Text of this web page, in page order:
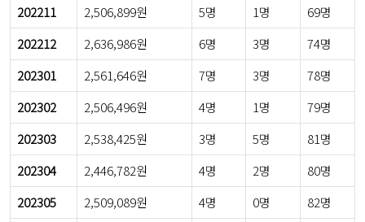
202211 2,506,899원 5명 1명
69명
202212
2,636,986원 6명 3명
74명
202301
2,561,646원 7명 3명
78명
202302
2,506,496원 4명 1명
79명
202303
2,538,425원 3명 5명
81명
202304
2,446,782원 4명 2명
80명
202305
2,509,089원 4명 0명
82명